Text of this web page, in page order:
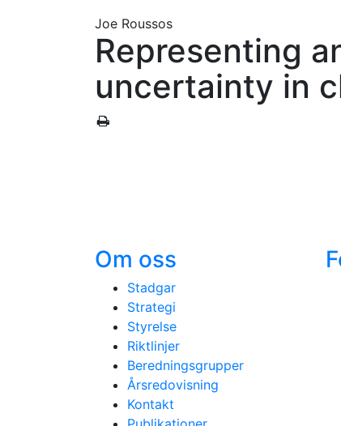
Joe Roussos
Representing
uncertainty in
Om oss
Stadgar
Strategi
Styrelse
Riktlinjer
Beredningsgrupper
Årsredovisning
Kontakt